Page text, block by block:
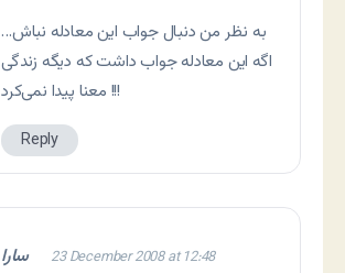
به نظر من دنبال جواب این معادله نباش…
اگه این معادله جواب داشت که دیگه زندگی
معنا پیدا نمی‌کرد !!!
Reply
سارا 23 December 2008 at 12:48